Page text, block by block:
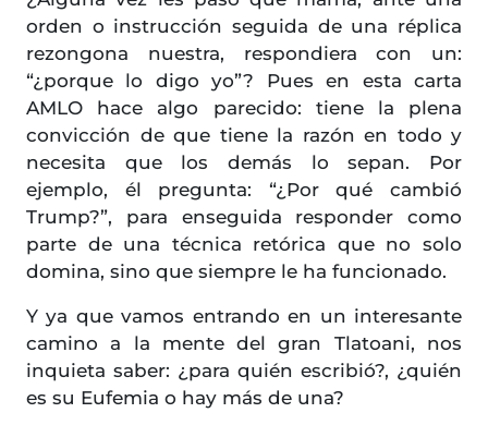
orden o instrucción seguida de una réplica
rezongona nuestra, respondiera con un:
“¿porque lo digo yo”? Pues en esta carta
AMLO hace algo parecido: tiene la plena
convicción de que tiene la razón en todo y
necesita que los demás lo sepan. Por
ejemplo, él pregunta: “¿Por qué cambió
Trump?”, para enseguida responder como
parte de una técnica retórica que no solo
domina, sino que siempre le ha funcionado.
Y ya que vamos entrando en un interesante
camino a la mente del gran Tlatoani, nos
inquieta saber: ¿para quién escribió?, ¿quién
es su Eufemia o hay más de una?